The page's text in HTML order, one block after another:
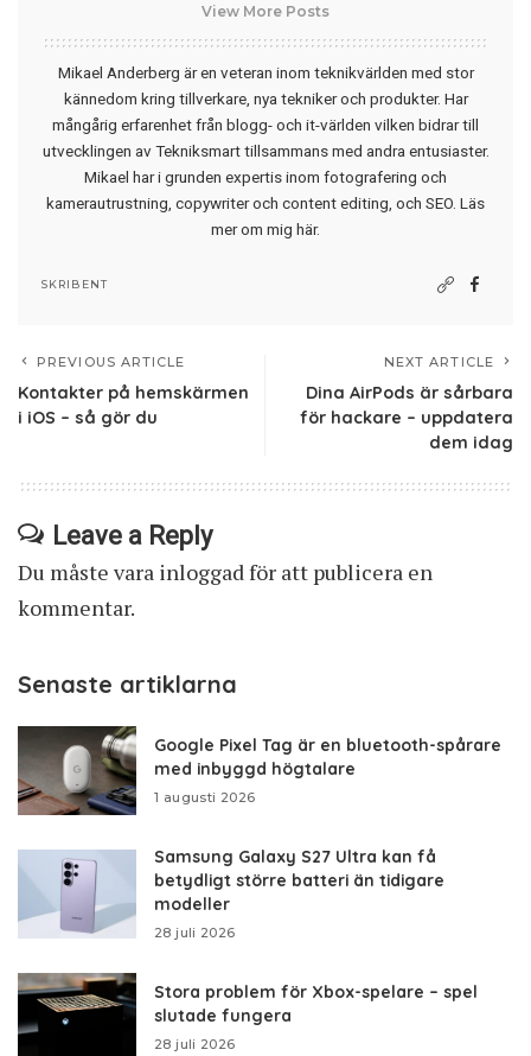
View More Posts
Mikael Anderberg är en veteran inom teknikvärlden med stor
kännedom kring tillverkare, nya tekniker och produkter. Har
mångårig erfarenhet från blogg- och it-världen vilken bidrar till
utvecklingen av Tekniksmart tillsammans med andra entusiaster.
Mikael har i grunden expertis inom fotografering och
kamerautrustning, copywriter och content editing, och SEO. Läs
mer om mig här.
SKRIBENT
PREVIOUS ARTICLE
Kontakter på hemskärmen
i iOS – så gör du
NEXT ARTICLE
Dina AirPods är sårbara
för hackare – uppdatera
dem idag
Leave a Reply
Du måste vara inloggad för att publicera en
kommentar.
Senaste artiklarna
Google Pixel Tag är en bluetooth-spårare
med inbyggd högtalare
1 augusti 2026
Samsung Galaxy S27 Ultra kan få
betydligt större batteri än tidigare
modeller
28 juli 2026
Stora problem för Xbox-spelare – spel
slutade fungera
28 juli 2026